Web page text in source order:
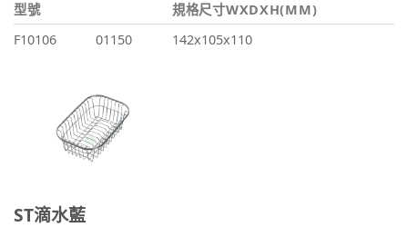
型號
規格尺寸WXDXH(MM)
F10106
01150 142x105x110
ST滴水藍